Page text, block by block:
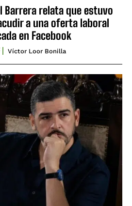
Barrera relata que estuvo
a una oferta laboral
en Facebook
Víctor Loor Bonilla